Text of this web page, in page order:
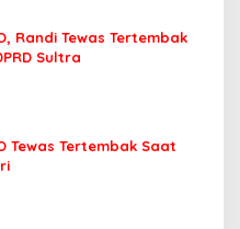
Randi Tewas Tertembak
Sultra
Tewas Tertembak Saat